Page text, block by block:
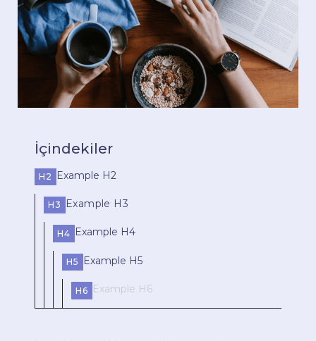
İçindekiler
H2 Example H2
H3 Example H3
H4 Example H4
H5 Example H5
H6 Example H6